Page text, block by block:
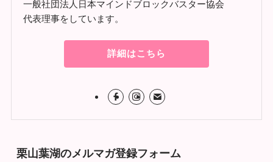
一般社団法人日本マインドブロックバスター協会
代表理事をしています。
詳細はこちら
栗山葉湖のメルマガ登録フォーム